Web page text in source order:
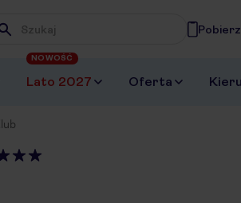
Wpisz frazę, której szukasz
Lato 2027
NOWOŚĆ
Oferta